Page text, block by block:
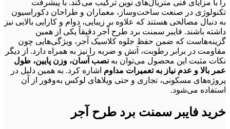
را با مزایای فنی متریال‌های نوین ترکیب می‌کند. با پیشرفت
تکنولوژی در صنعت ساخت‌وساز، معماران و طراحان دکوراسیون
به دنبال مصالحی هستند که علاوه بر زیبایی، دوام و کارایی بالایی نیز
داشته باشند. فایبر سمنت برد طرح آجر دقیقاً یکی از همین
گزینه‌هاست که ضمن حفظ جلوه کلاسیک آجر، ویژگی‌هایی چون
مقاومت در برابر رطوبت، آتش و ضربه را نیز به همراه دارد. از دیگر
نکات مثبت این محصول می‌توان به نصب آسان، وزن پایین، طول
عمر بالا و عدم نیاز به تعمیرات مداوم اشاره کرد. به همین دلیل در
پروژه‌های مسکونی، تجاری و حتی ویلاهای لوکس به‌وفور از آن
استفاده می‌شود.
خرید فایبر سمنت برد طرح آجر